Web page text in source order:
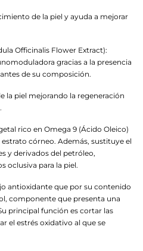
de la piel y ayuda a mejorar
Officinalis Flower Extract):
gracias a la presencia
de su composición.
la piel mejorando la regeneración
rico en Omega 9 (Ácido Oleico)
córneo. Además, sustituye el
y derivados del petróleo,
oclusiva para la piel.
antioxidante que por su contenido
componente que presenta una
principal función es cortar las
el estrés oxidativo al que se